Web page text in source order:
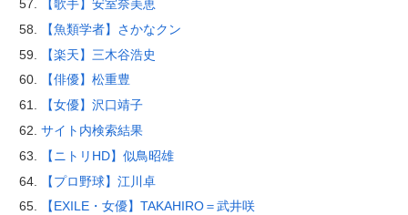
【歌手】安室奈美恵
【魚類学者】さかなクン
【楽天】三木谷浩史
【俳優】松重豊
【女優】沢口靖子
サイト内検索結果
【ニトリHD】似鳥昭雄
【プロ野球】江川卓
【EXILE・女優】TAKAHIRO＝武井咲